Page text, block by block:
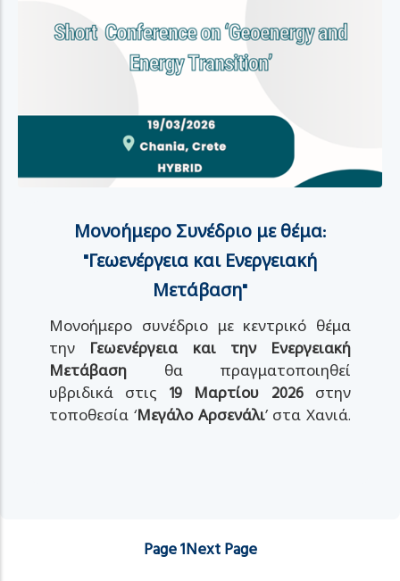
Μονοήμερο Συνέδριο με θέμα:
"Γεωενέργεια και Ενεργειακή
Μετάβαση"
Μονοήμερο συνέδριο με κεντρικό θέμα
την Γεωενέργεια και την Ενεργειακή
Μετάβαση θα πραγματοποιηθεί
υβριδικά στις 19 Μαρτίου 2026στην
τοποθεσία ‘Μεγάλο Αρσενάλι’ στα Χανιά.
ΣελιδοποίησηPage 1Next
Next Page